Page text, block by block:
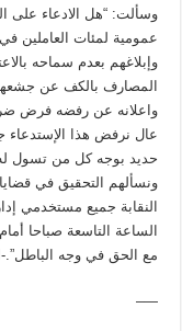
وسألت: “هل الادعاء على
عمومية لمئات العاملين
وإبلاغهم بعدم سماحه
المصارف بالكف عن جشعها
واعلانه عن رفضه فرض
عال نرفض هذا الإستدعاء
حديد بوجه كل من تسول
ونسألهم التحقيق في
النقابة جميع مستخدمي
الساعة التاسعة صباحا
مع الحق في وجه الباطل”.-
—–